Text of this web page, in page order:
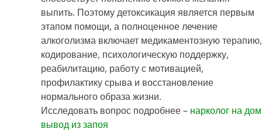
выпить. Поэтому детоксикация является первым
этапом помощи, а полноценное лечение
алкоголизма включает медикаментозную терапию,
кодирование, психологическую поддержку,
реабилитацию, работу с мотивацией,
профилактику срыва и восстановление
нормального образа жизни.
Исследовать вопрос подробнее – нарколог на дом
вывод из запоя